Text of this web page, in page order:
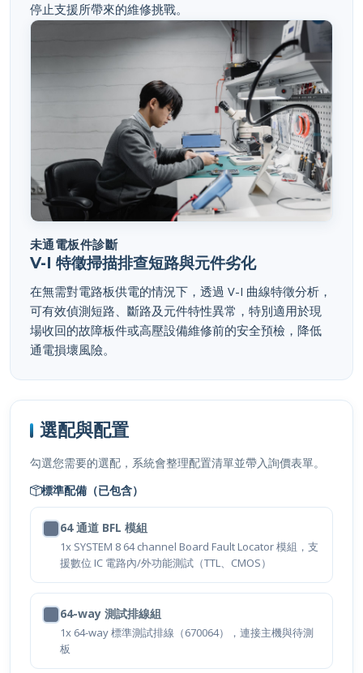
未通電板件診斷
V-I 特徵掃描排查短路與元件劣化
在無需對電路板供電的情況下，透過 V-I 曲線特徵分析，
可有效偵測短路、斷路及元件特性異常，特別適用於現
場收回的故障板件或高壓設備維修前的安全預檢，降低
通電損壞風險。
勾選您需要的選配，系統會整理配置清單並帶入詢價表單。
標準配備（已包含）
64 通道 BFL 模組
1x SYSTEM 8 64 channel Board Fault Locator 模組，支
援數位 IC 電路內/外功能測試（TTL、CMOS）
64-way 測試排線組
1x 64-way 標準測試排線（670064），連接主機與待測
板